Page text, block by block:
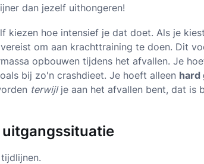
dan jezelf uithongeren!
kiezen hoe intensief je dat doet. Als je
om aan krachttraining te doen. Dit
opbouwen tijdens het afvallen. Je
bij zo'n crashdieet. Je hoeft alleen hard
terwijlje aan het afvallen bent, dat is